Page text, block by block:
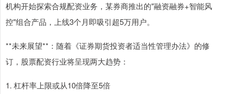
机构开始探索合规配资业务，某券商推出的"融资融券+智能风
控"组合产品，上线3个月即吸引超5万用户。
**未来展望**：随着《证券期货投资者适当性管理办法》的修
订，股票配资行业将呈现两大趋势：
1. 杠杆率上限或从10倍降至5倍